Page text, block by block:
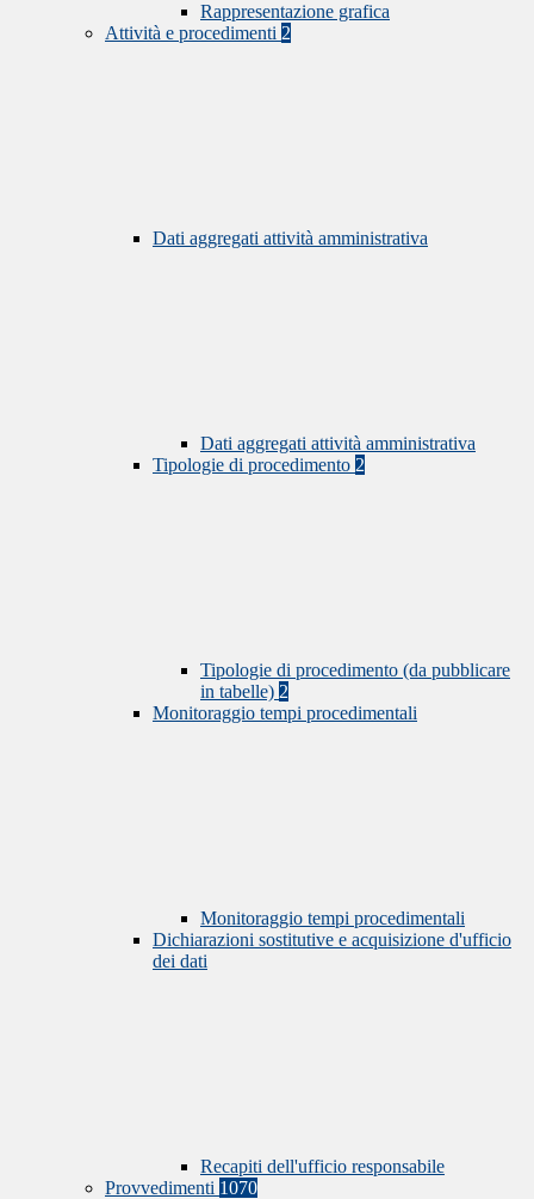
Rappresentazione grafica
Attività e procedimenti 2
Dati aggregati attività amministrativa
Dati aggregati attività amministrativa
Tipologie di procedimento 2
Tipologie di procedimento (da pubblicare
in tabelle) 2
Monitoraggio tempi procedimentali
Monitoraggio tempi procedimentali
Dichiarazioni sostitutive e acquisizione d'ufficio
dei dati
Recapiti dell'ufficio responsabile
Provvedimenti 1070